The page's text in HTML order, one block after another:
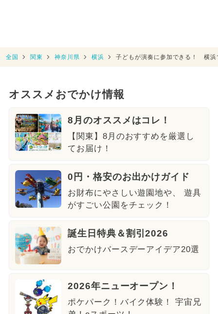
全国 関東 神奈川県 横浜 子どもが演奏に参加できる！ 横浜
オススメおでかけ情報
8月のオススメはコレ！
【関東】8月のおすすめを厳選し
てお届け！
0円・格安のお出かけガイド
お財布にやさしい遊園地や、 遊具
がすごい公園をチェック！
誕生日特典＆割引2026
おでかけバースデーアイデア20選
2026年ニューオープン！
ポケパーク！バイク体験！ 宇宙兄